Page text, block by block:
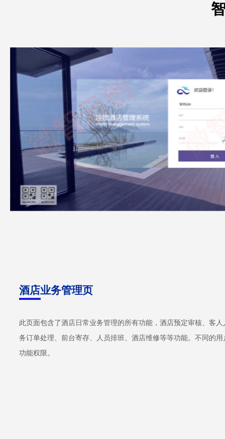
酒店业务管理页
此页面包含了酒店日常业务管理的所有功能，酒店预定审核、客
务订单处理、前台寄存、人员排班、酒店维修等等功能。不同的
功能权限。